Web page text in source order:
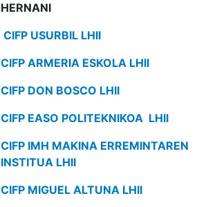
HERNANI
CIFP USURBIL LHII
CIFP ARMERIA ESKOLA LHII
CIFP DON BOSCO LHII
CIFP EASO POLITEKNIKOA LHII
CIFP IMH MAKINA ERREMINTAREN
INSTITUA LHII
CIFP MIGUEL ALTUNA LHII